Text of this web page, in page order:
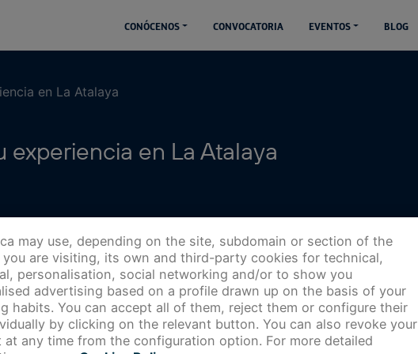
CONÓCENOS CONVOCATORIA EVENTOS BLOG
en La Atalaya
en La Atalaya
may use, depending on the site, subdomain or section of the
are visiting, its own and third-party cookies for technical,
personalisation, social networking and/or to show you
advertising based on a profile drawn up on the basis of your
habits. You can accept all of them, reject them or configure their
by clicking on the relevant button. You can also revoke your
at any time from the configuration option. For more detailed